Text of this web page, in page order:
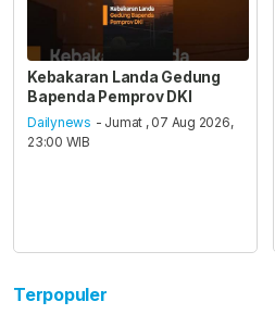
Kebakaran Landa Gedung
Bapenda Pemprov DKI
Dailynews - Jumat , 07 Aug 2026,
23:00 WIB
Terpopuler